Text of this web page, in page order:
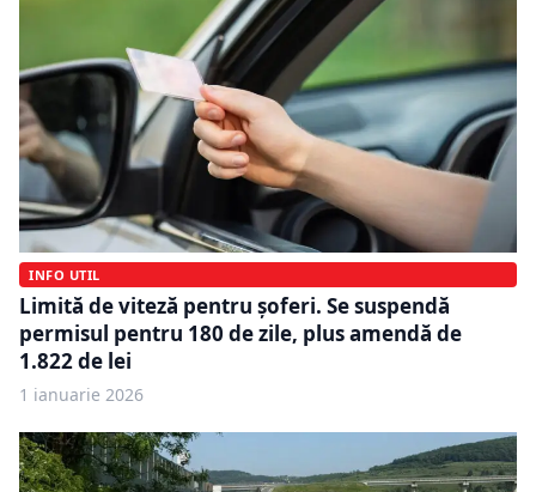
INFO UTIL
Limită de viteză pentru șoferi. Se suspendă
permisul pentru 180 de zile, plus amendă de
1.822 de lei
1 ianuarie 2026